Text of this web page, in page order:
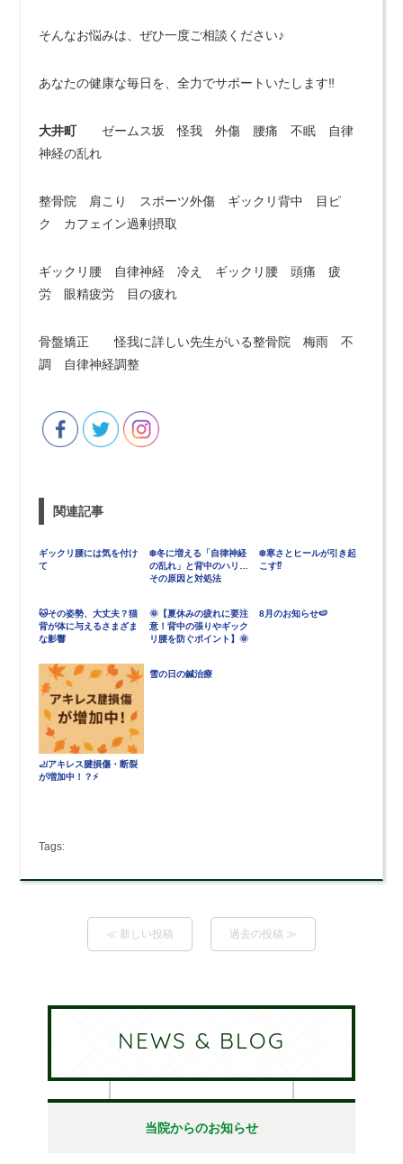
そんなお悩みは、ぜひ一度ご相談ください♪
あなたの健康な毎日を、全力でサポートいたします‼️
大井町ゼームス坂 怪我 外傷 腰痛 不眠 自律
神経の乱れ
整骨院 肩こり スポーツ外傷 ギックリ背中 目ピ
ク カフェイン過剰摂取
ギックリ腰 自律神経 冷え ギックリ腰 頭痛 疲
労 眼精疲労 目の疲れ
骨盤矯正 怪我に詳しい先生がいる整骨院 梅雨 不
調 自律神経調整
関連記事
ギックリ腰には気を付け
て
❄️冬に増える「自律神経
の乱れ」と背中のハリ…
その原因と対処法
❄️寒さとヒールが引き起
こす⁉
🐱その姿勢、大丈夫？猫
背が体に与えるさまざま
な影響
🌞【夏休みの疲れに要注
意！背中の張りやギック
リ腰を防ぐポイント】🌞
8月のお知らせ🍉
🦶アキレス腱損傷・断裂
が増加中！？⚡
雪の日の鍼治療
Tags:
≪ 新しい投稿 過去の投稿 ≫
NEWS & BLOG
当院からのお知らせ